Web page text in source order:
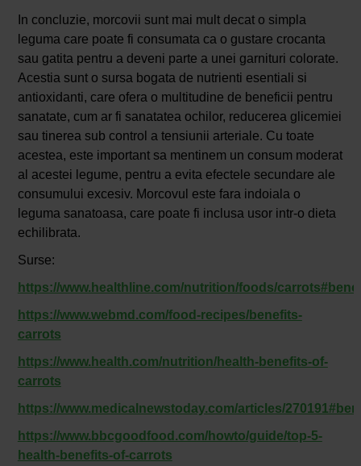
In concluzie, morcovii sunt mai mult decat o simpla
leguma care poate fi consumata ca o gustare crocanta
sau gatita pentru a deveni parte a unei garnituri colorate.
Acestia sunt o sursa bogata de nutrienti esentiali si
antioxidanti, care ofera o multitudine de beneficii pentru
sanatate, cum ar fi sanatatea ochilor, reducerea glicemiei
sau tinerea sub control a tensiunii arteriale. Cu toate
acestea, este important sa mentinem un consum moderat
al acestei legume, pentru a evita efectele secundare ale
consumului excesiv. Morcovul este fara indoiala o
leguma sanatoasa, care poate fi inclusa usor intr-o dieta
echilibrata.
Surse:
https://www.healthline.com/nutrition/foods/
https://www.webmd.com/food-recipes/benefits-
carrots
https://www.health.com/nutrition/health-benefits-of-
carrots
https://www.medicalnewstoday.com/articles/
https://www.bbcgoodfood.com/howto/guide/top-5-
health-benefits-of-carrots